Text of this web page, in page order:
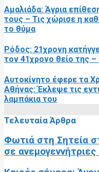
Αμαλιάδα: Άγρια
τους – Τις χώρισε η
το θύμα
Ρόδος: 21χρονη
τον 41χρονο θείο της
Αυτοκίνητο έφερε τα
Αθήνας: Έκλεψε τις
λαμπάκια του
Τελευταία Άρθρα
Φωτιά στη Σητεία
σε